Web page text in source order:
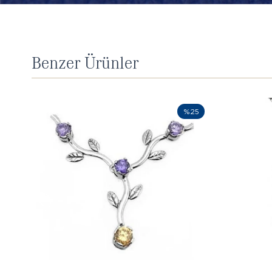
Benzer Ürünler
%25